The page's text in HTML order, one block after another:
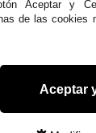
Aceptar y
de las cookies
Aceptar